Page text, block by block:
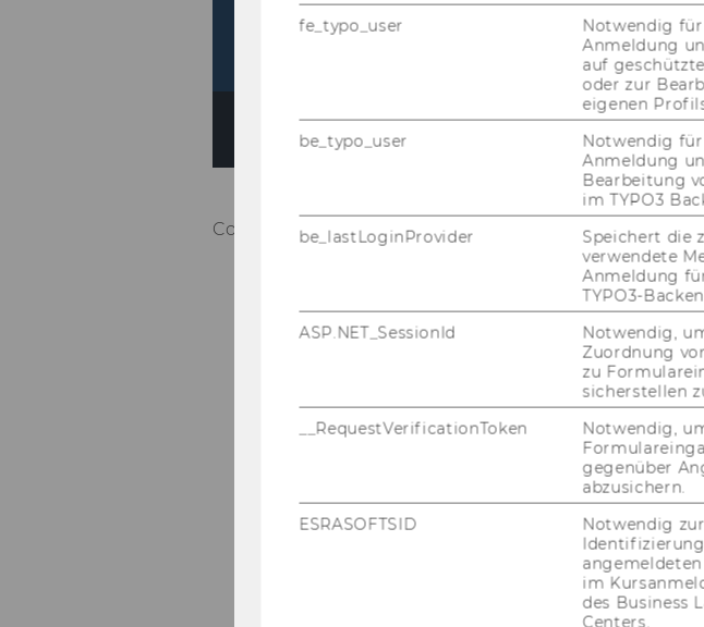
Co­py­right: WUtv
fe_typo_user
Notwendig
Anmeldung
auf
oder zur
eigenen
be_typo_user
Notwendig
Anmeldung
Bearbeitung
im TYPO3
be_lastLoginProvider
Speichert die
verwendete
Anmeldung
TYPO3-
ASP.NET_SessionId
Notwendig,
Zuordnung
zu
sicherstellen
__RequestVerificationToken
Notwendig,
gegenüber
abzusichern.
ESRASOFTSID
Notwendig zur
im
des Business
Centers.